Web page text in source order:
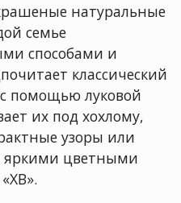
натуральные
семье
способами и
классический
помощью луковой
их под хохлому,
узоры или
яркими цветными